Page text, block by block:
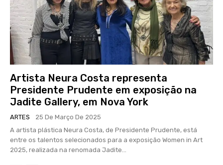
Artista Neura Costa representa
Presidente Prudente em exposição na
Jadite Gallery, em Nova York
ARTES
25 De Março De 2025
A artista plástica Neura Costa, de Presidente Prudente, está
entre os talentos selecionados para a exposição Women in Art
2025, realizada na renomada Jadite...